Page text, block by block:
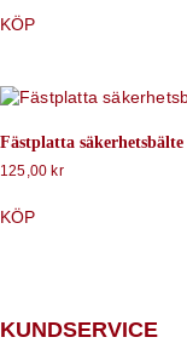
KÖP
Fästplatta säkerhetsbälte
125,00 kr
KÖP
KUNDSERVICE